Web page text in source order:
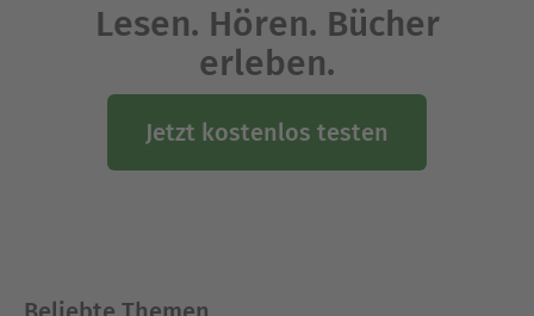
Lesen. Hören. Bücher
erleben.
Jetzt kostenlos testen